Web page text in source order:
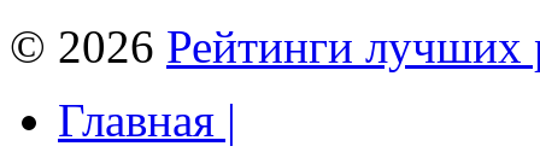
© 2026 Рейтинги лучших
Главная |